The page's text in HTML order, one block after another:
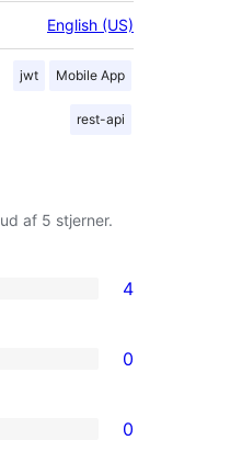
English (US)
jwt Mobile App
rest-api
ud af 5 stjerner.
4
0
0